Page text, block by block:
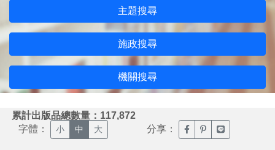
主題搜尋
施政搜尋
機關搜尋
累計出版品總數量：117,872
字體： 小 中 大 分享： 臉書分享(另開新視窗)
噗浪分享(另開新
Line分享(另